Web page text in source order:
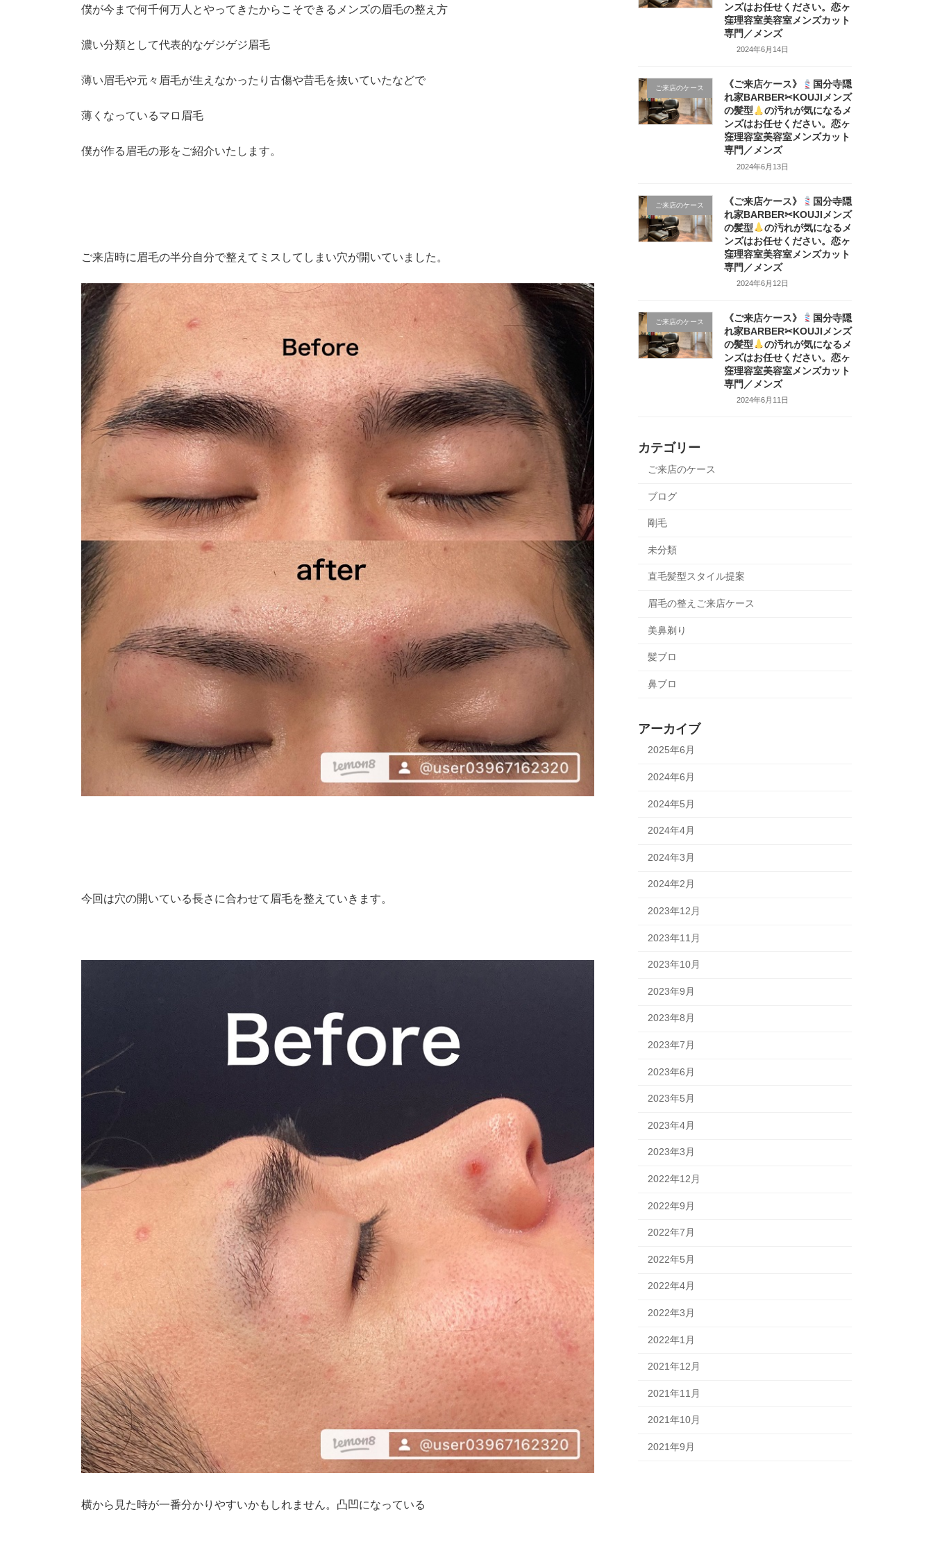
僕が今まで何千何万人とやってきたからこそできるメンズの眉毛の整え方
濃い分類として代表的なゲジゲジ眉毛
薄い眉毛や元々眉毛が生えなかったり古傷や昔毛を抜いていたなどで
薄くなっているマロ眉毛
僕が作る眉毛の形をご紹介いたします。
ご来店時に眉毛の半分自分で整えてミスしてしまい穴が開いていました。
今回は穴の開いている長さに合わせて眉毛を整えていきます。
横から見た時が一番分かりやすいかもしれません。凸凹になっている
ンズはお任せください。恋ヶ
窪理容室美容室メンズカット
専門／メンズ
2024年6月14日
ご来店のケース 《ご来店ケース》
国分寺隠
れ家BARBER✂KOUJIメンズ
の髪型
の汚れが気になるメ
ンズはお任せください。恋ヶ
窪理容室美容室メンズカット
専門／メンズ
2024年6月13日
ご来店のケース 《ご来店ケース》
国分寺隠
れ家BARBER✂KOUJIメンズ
の髪型
の汚れが気になるメ
ンズはお任せください。恋ヶ
窪理容室美容室メンズカット
専門／メンズ
2024年6月12日
ご来店のケース 《ご来店ケース》
国分寺隠
れ家BARBER✂KOUJIメンズ
の髪型
の汚れが気になるメ
ンズはお任せください。恋ヶ
窪理容室美容室メンズカット
専門／メンズ
2024年6月11日
カテゴリー
ご来店のケース
ブログ
剛毛
未分類
直毛髪型スタイル提案
眉毛の整えご来店ケース
美鼻剃り
髪ブロ
鼻ブロ
アーカイブ
2025年6月
2024年6月
2024年5月
2024年4月
2024年3月
2024年2月
2023年12月
2023年11月
2023年10月
2023年9月
2023年8月
2023年7月
2023年6月
2023年5月
2023年4月
2023年3月
2022年12月
2022年9月
2022年7月
2022年5月
2022年4月
2022年3月
2022年1月
2021年12月
2021年11月
2021年10月
2021年9月